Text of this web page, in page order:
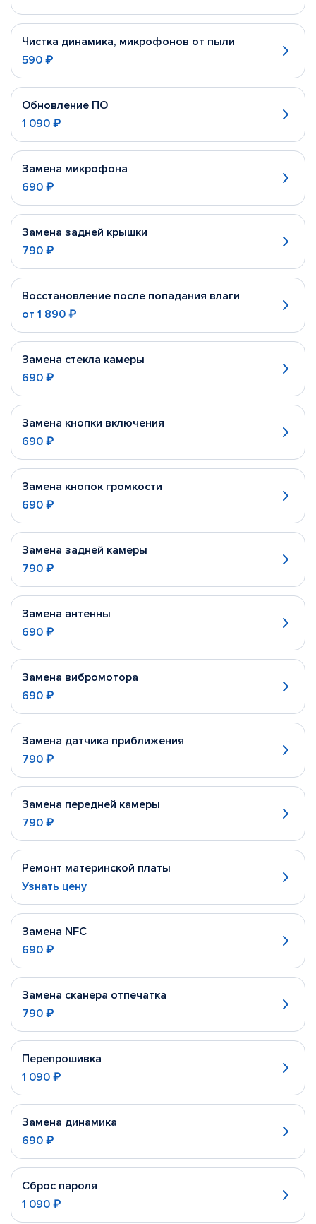
Чистка динамика, микрофонов от пыли
590 ₽
Обновление ПО
1 090 ₽
Замена микрофона
690 ₽
Замена задней крышки
790 ₽
Восстановление после попадания влаги
от 1 890 ₽
Замена стекла камеры
690 ₽
Замена кнопки включения
690 ₽
Замена кнопок громкости
690 ₽
Замена задней камеры
790 ₽
Замена антенны
690 ₽
Замена вибромотора
690 ₽
Замена датчика приближения
790 ₽
Замена передней камеры
790 ₽
Ремонт материнской платы
Узнать цену
Замена NFC
690 ₽
Замена сканера отпечатка
790 ₽
Перепрошивка
1 090 ₽
Замена динамика
690 ₽
Сброс пароля
1 090 ₽